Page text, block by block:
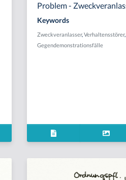
Problem -
Keywords
Zweckveranlasser,Verhaltensstörer,
Gegendemonstrationsfälle